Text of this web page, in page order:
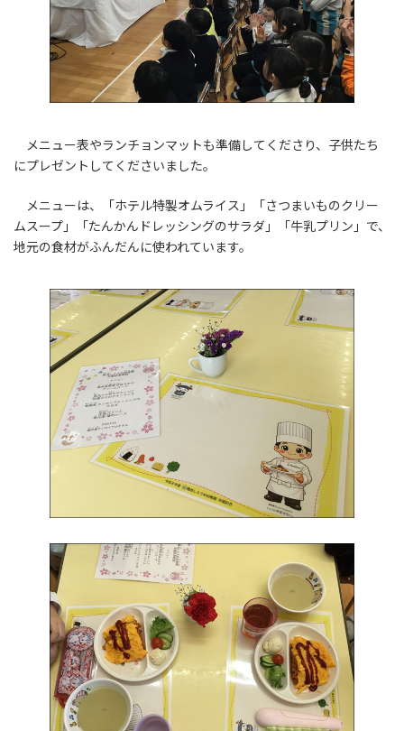
メニュー表やランチョンマットも準備してくださり、子供たち
にプレゼントしてくださいました。
メニューは、「ホテル特製オムライス」「さつまいものクリー
ムスープ」「たんかんドレッシングのサラダ」「牛乳プリン」で、
地元の食材がふんだんに使われています。